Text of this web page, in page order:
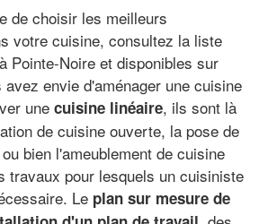
de choisir les meilleurs
votre cuisine, consultez la liste
Pointe-Noire et disponibles sur
envie d'aménager une cuisine
une cuisine linéaire, ils sont là
de cuisine ouverte, la pose de
bien l'ameublement de cuisine
travaux pour lesquels un cuisiniste
Le plan sur mesure de